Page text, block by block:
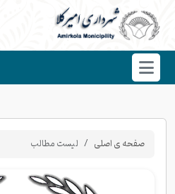
صفحه ی اصلی لیست مطالب